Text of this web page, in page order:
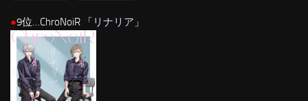
●9位…ChroNoiR 「 リナリア 」